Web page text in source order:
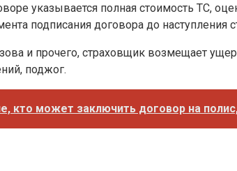
указывается полная стоимость ТС,
подписания договора до наступления
и прочего, страховщик возмещает
поджог.
кто может заключить договор на